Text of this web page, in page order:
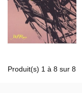
Produit(s) 1 à 8 sur 8